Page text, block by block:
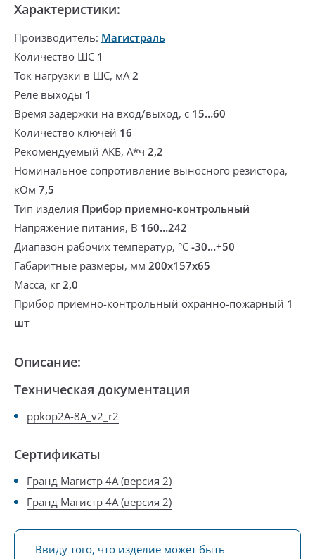
Характеристики:
Производитель: Магистраль
Количество ШС 1
Ток нагрузки в ШС, мА2
Реле выходы 1
Время задержки на вход/выход, с 15…60
Количество ключей 16
Рекомендуемый АКБ, А*ч 2,2
Номинальное сопротивление выносного резистора,
кОм 7,5
Тип изделия Прибор приемно-контрольный
Напряжение питания, В 160…242
Диапазон рабочих температур, °С -30…+50
Габаритные размеры, мм 200x157x65
Масса, кг2,0
Прибор приемно-контрольный охранно-пожарный 1
шт
Описание:
Техническая документация
ppkop2A-8A_v2_r2
Сертификаты
Гранд Магистр 4А (версия 2)
Гранд Магистр 4А (версия 2)
Ввиду того, что изделие может быть